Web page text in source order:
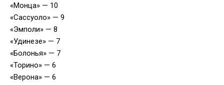
«Монца» — 10
«Сассуоло» — 9
«Эмполи» — 8
«Удинезе» — 7
«Болонья» — 7
«Торино» — 6
«Верона» — 6